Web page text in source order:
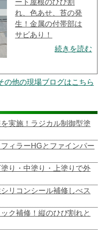
れ、色あせ、苔の発
生！金属の付帯部は
サビあり！
続きを読む
の他の現場ブログはこちら
実施！ラジカル制御型塗
ィラーHGとファインパー
り・中塗り・上塗りで外
リコンシール補修しべス
ク補修！縦のひび割れと